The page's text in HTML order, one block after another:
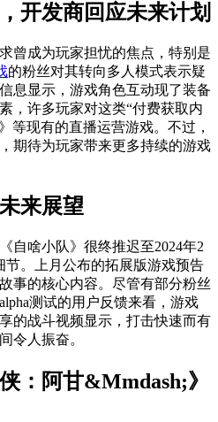
开发商回应未来计划
曾成为玩家担忧的焦点，特别是
的粉丝对其转向多人模式表示疑
息显示，游戏角色互动现了装备
，许多玩家对这类“付费获取内
等现有的直播运营游戏。不过，
期待为玩家带来更多持续的游戏
来展望
自啥小队》很终推迟至2024年2
节。上月公布的拓展版游戏预告
事的核心内容。尽管有部分粉丝
测试的用户反馈来看，游戏
的战斗视频显示，打击快速而有
令人振奋。
：阿甘&Mmdash;》